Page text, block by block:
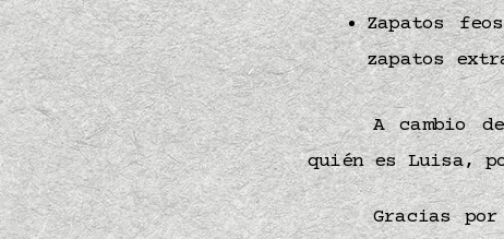
Zapatos
zapatos
A cambio
quién es Luisa,
Gracias